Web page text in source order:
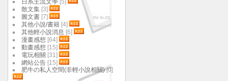
日系主流文學 [5]
散文集 [3]
圖文書 [7]
其他小說/書籍 [4]
其他輕小說消息 [6]
漫畫感想 [64]
動畫感想 [15]
電玩相關 [31]
網站公告 [15]
肥牛の私人空間(非輕小說相關)[0]